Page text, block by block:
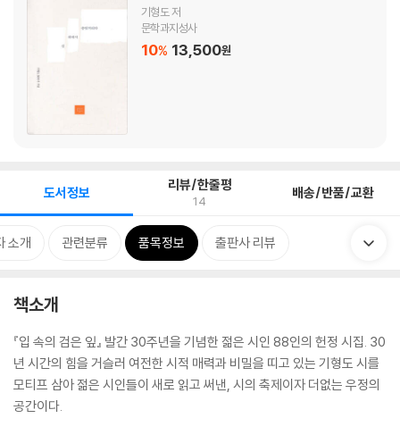
기형도 저
문학과지성사
10% 13,500원
도서정보 리뷰/한줄평
14 배송/반품/교환
소개 관련분류 품목정보 출판사 리뷰
책소개
『입 속의 검은 잎』 발간 30주년을 기념한 젊은 시인 88인의 헌정 시집. 30
년 시간의 힘을 거슬러 여전한 시적 매력과 비밀을 띠고 있는 기형도 시를
모티프 삼아 젊은 시인들이 새로 읽고 써낸, 시의 축제이자 더없는 우정의
공간이다.